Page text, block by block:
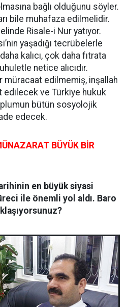
bağlı olduğunu söyler.
bile muhafaza edilmelidir.
Risale-i Nur yatıyor.
yaşadığı tecrübelerle
kalıcı, çok daha fıtrata
netice alıcıdır.
müracaat edilmemiş, inşallah
edilecek ve Türkiye hukuk
bütün sosyolojik
edecek.
BÜYÜK BİR
en büyük siyasi
ile önemli yol aldı. Baro